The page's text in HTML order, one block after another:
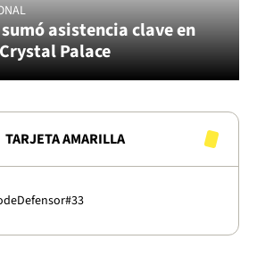
asistencia clave en
Palace
TARJETA AMARILLA
Defensor#33